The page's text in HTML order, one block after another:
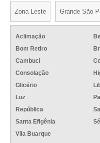
Zona Leste Grande São
Aclimação
Bom Retiro
Cambuci
Consolação
Glicério
Luz
República
Santa Efigênia
Sé
Vila Buarque